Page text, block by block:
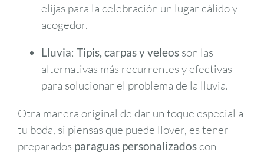
elijas para la celebración un lugar cálido y
acogedor.
Lluvia: Tipis, carpas y veleos son las
alternativas más recurrentes y efectivas
para solucionar el problema de la lluvia.
Otra manera original de dar un toque especial a
tu boda, si piensas que puede llover, es tener
preparados paraguas personalizados con